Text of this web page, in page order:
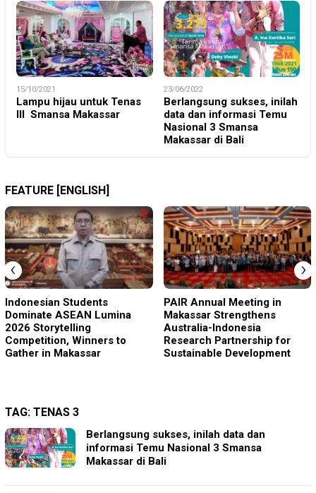
15/10/2021
Lampu hijau untuk Tenas
III Smansa Makassar
23/06/2022
Berlangsung sukses, inilah
data dan informasi Temu
Nasional 3 Smansa
Makassar di Bali
FEATURE [ENGLISH]
Indonesian Students
Dominate ASEAN Lumina
2026 Storytelling
Competition, Winners to
Gather in Makassar
PAIR Annual Meeting in
Makassar Strengthens
Australia-Indonesia
Research Partnership for
Sustainable Development
‹ ›
TAG: TENAS 3
Berlangsung sukses, inilah data dan
informasi Temu Nasional 3 Smansa
Makassar di Bali